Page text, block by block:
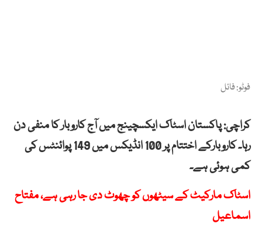
فوٹو: فائل
کراچی: پاکستان اسٹاک ایکسچینج میں آج کاروبار کا منفی دن
رہا۔ کاروبارکے اختتام پر 100 انڈیکس میں 149 پوائنٹس کی
کمی ہوئی ہے۔
اسٹاک مارکیٹ کے سیٹھوں کو چھوٹ دی جا رہی ہے، مفتاح
اسماعیل